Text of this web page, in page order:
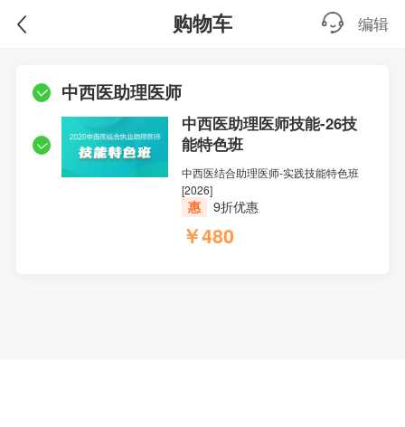
购物车 编辑
中西医助理医师
中西医助理医师技能-26技
能特色班
中西医结合助理医师-实践技能特色班
[2026]
惠 9折优惠
￥480